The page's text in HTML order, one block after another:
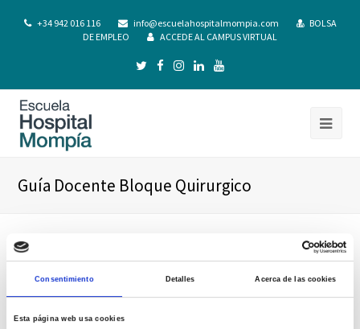
Consentimiento Detalles Acerca de las cookies
Esta página web usa cookies
+34 942 016 116 info@escuelahospitalmompia.com
BOLSA
DE EMPLEO
ACCEDE AL CAMPUS VIRTUAL
Guía Docente Bloque Quirurgico